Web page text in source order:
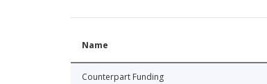
Name
Counterpart Funding